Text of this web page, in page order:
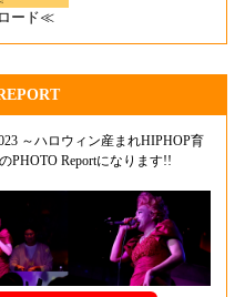
ード≪
～ハロウィン産まれHIPHOP育
PHOTO Reportになります!!